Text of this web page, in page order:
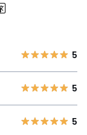
5
5
5